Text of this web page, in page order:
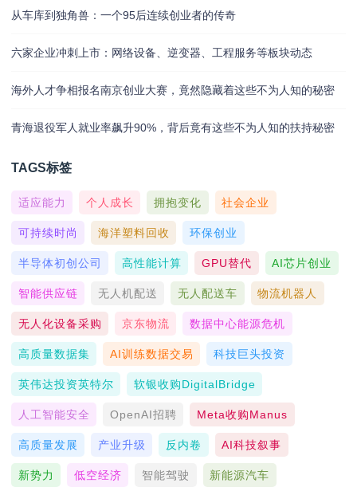
从车库到独角兽：一个95后连续创业者的传奇
六家企业冲刺上市：网络设备、逆变器、工程服务等板块动态
海外人才争相报名南京创业大赛，竟然隐藏着这些不为人知的秘密
青海退役军人就业率飙升90%，背后竟有这些不为人知的扶持秘密
TAGS标签
适应能力 个人成长 拥抱变化 社会企业
可持续时尚 海洋塑料回收 环保创业
半导体初创公司 高性能计算 GPU替代 AI芯片创业
智能供应链 无人机配送 无人配送车 物流机器人
无人化设备采购 京东物流 数据中心能源危机
高质量数据集 AI训练数据交易 科技巨头投资
英伟达投资英特尔 软银收购DigitalBridge
人工智能安全 OpenAI招聘 Meta收购Manus
高质量发展 产业升级 反内卷 AI科技叙事
新势力 低空经济 智能驾驶 新能源汽车